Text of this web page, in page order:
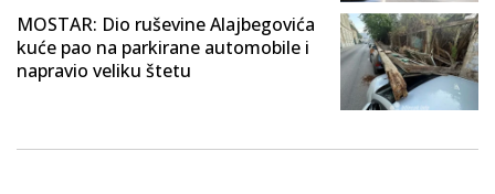
MOSTAR: Dio ruševine Alajbegovića
kuće pao na parkirane automobile i
napravio veliku štetu